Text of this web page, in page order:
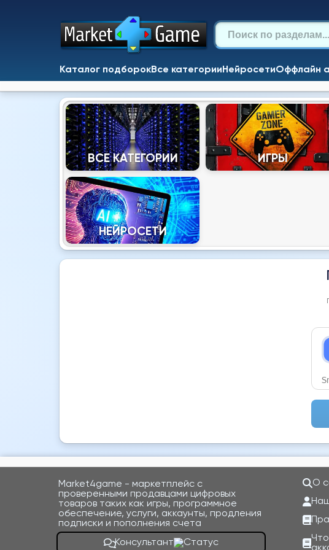
Каталог подборокВсе категории НейросетиОффлайн
ВСЕ КАТЕГОРИИ ИГРЫ
НЕЙРОСЕТИ
Market4game - маркетплейс с
проверенными продавцами цифровых
товаров таких как игры, программное
обеспечение, услуги, аккаунты, продления
подписки и пополнения счета
Консультант
О